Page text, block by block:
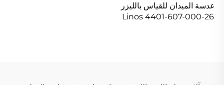
عدسة الميدان للقياس بالليزر
Linos 4401-607-000-26